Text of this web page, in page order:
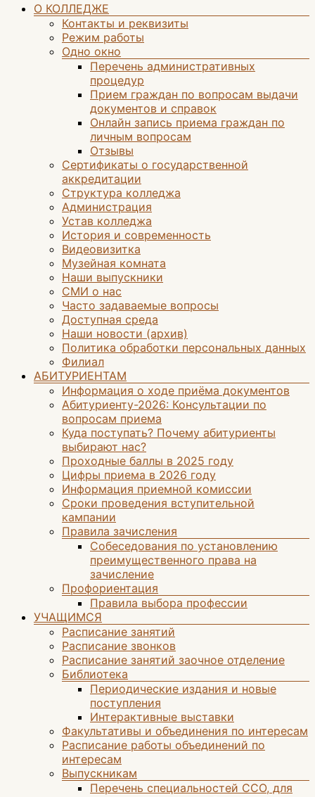
МенюО КОЛЛЕДЖЕ
Контакты и реквизиты
Режим работы
Одно окно
Перечень административных
процедур
Прием граждан по вопросам выдачи
документов и справок
Онлайн запись приема граждан по
личным вопросам
Отзывы
Сертификаты о государственной
аккредитации
Структура колледжа
Администрация
Устав колледжа
История и современность
Видеовизитка
Музейная комната
Наши выпускники
СМИ о нас
Часто задаваемые вопросы
Доступная среда
Наши новости (архив)
Политика обработки персональных данных
Филиал
АБИТУРИЕНТАМ
Информация о ходе приёма документов
Абитуриенту-2026: Консультации по
вопросам приема
Куда поступать? Почему абитуриенты
выбирают нас?
Проходные баллы в 2025 году
Цифры приема в 2026 году
Информация приемной комиссии
Сроки проведения вступительной
кампании
Правила зачисления
Собеседования по установлению
преимущественного права на
зачисление
Профориентация
Правила выбора профессии
УЧАЩИМСЯ
Расписание занятий
Расписание звонков
Расписание занятий заочное отделение
Библиотека
Периодические издания и новые
поступления
Интерактивные выставки
Факультативы и объединения по интересам
Расписание работы объединений по
интересам
Выпускникам
Перечень специальностей ССО, для